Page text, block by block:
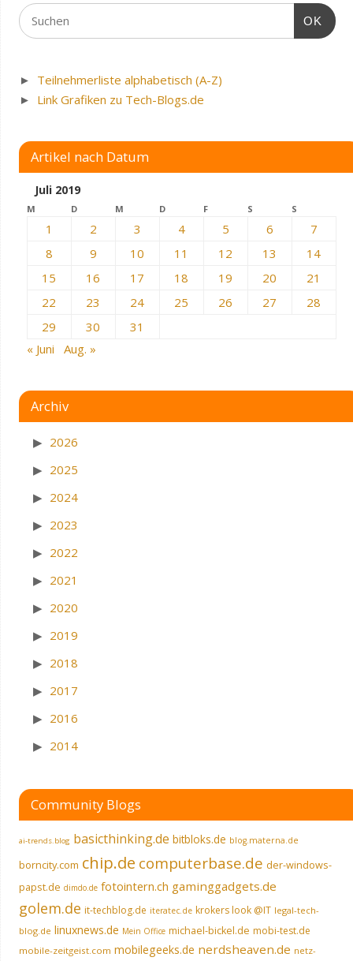
OK
► Teilnehmerliste alphabetisch (A-Z)
► Link Grafiken zu Tech-Blogs.de
Artikel nach Datum
Juli 2019
M D M D F S S
1 2 3 4 5 6
7
8
9 10 11 12 13
14
15
16 17 18 19 20
21
22
23 24 25 26 27
28
29
30
31
« Juni
Aug. »
Archiv
2026
2025
2024
2023
2022
2021
2020
2019
2018
2017
2016
2014
Community Blogs
ai-trends.blog basicthinking.de bitbloks.de blog.materna.de
borncity.com chip.de computerbase.de der-windows-
papst.de dimdo.de fotointern.ch gaminggadgets.de
golem.de it-techblog.de iteratec.de krokers look @IT legal-tech-
blog.de linuxnews.de Mein Office michael-bickel.de mobi-test.de
mobile-zeitgeist.com mobilegeeks.de nerdsheaven.de netz-